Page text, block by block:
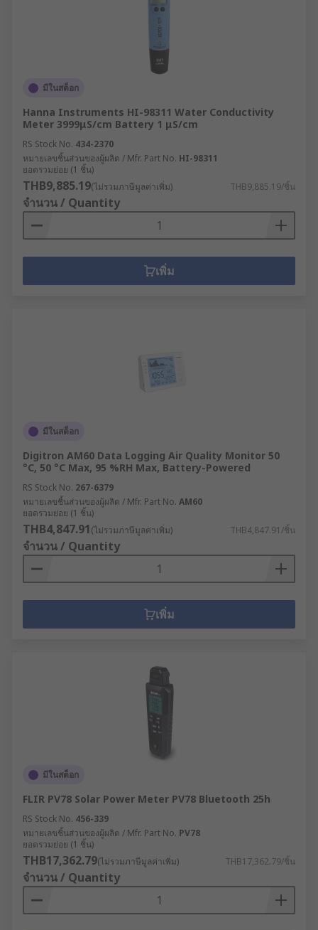
มีในสต็อก
Hanna Instruments HI-98311 Water Conductivity
Meter 3999μS/cm Battery 1 μS/cm
RS Stock No. 434-2370
หมายเลขชิ้นส่วนของผู้ผลิต / Mfr. Part No. HI-98311
ยอดรวมย่อย (1 ชิ้น)
THB9,885.19(ไม่รวมภาษีมูลค่าเพิ่ม) THB9,885.19/ชิ้น
จำนวน / Quantity
เพิ่ม
มีในสต็อก
Digitron AM60 Data Logging Air Quality Monitor 50
°C, 50 °C Max, 95 %RH Max, Battery-Powered
RS Stock No. 267-6379
หมายเลขชิ้นส่วนของผู้ผลิต / Mfr. Part No. AM60
ยอดรวมย่อย (1 ชิ้น)
THB4,847.91(ไม่รวมภาษีมูลค่าเพิ่ม) THB4,847.91/ชิ้น
จำนวน / Quantity
เพิ่ม
มีในสต็อก
FLIR PV78 Solar Power Meter PV78 Bluetooth 25h
RS Stock No. 456-339
หมายเลขชิ้นส่วนของผู้ผลิต / Mfr. Part No. PV78
ยอดรวมย่อย (1 ชิ้น)
THB17,362.79(ไม่รวมภาษีมูลค่าเพิ่ม) THB17,362.79/ชิ้น
จำนวน / Quantity